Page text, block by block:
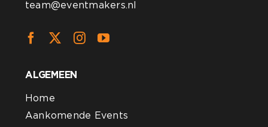
team@eventmakers.nl
ALGEMEEN
Home
Aankomende Events